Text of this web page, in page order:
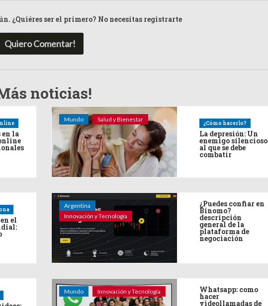
¿Quiéres ser el primero? No necesitas registrarte
Quiero Comentar!
noticias!
en la
Mundo Salud y Bienestar
¿Cómo hacerlo?
La depresión: Un
enemigo silencioso
al que se debe
combatir
el
Argentina
Innovación y Tecnología
¿Puedes confiar en
Binomo?
descripción
general de la
plataforma de
negociación
Mundo Innovación y Tecnología Whatsapp: como
hacer
videollamadas de